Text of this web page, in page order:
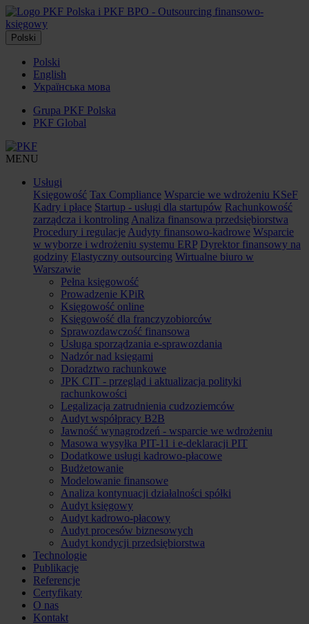
Polski
Polski
English
Українська мова
Grupa PKF Polska
PKF Global
MENU
Usługi
Księgowość Tax Compliance Wsparcie we wdrożeniu KSeF
Kadry i płace Startup - usługi dla startupów Rachunkowość
zarządcza i kontroling Analiza finansowa przedsiębiorstwa
Procedury i regulacje Audyty finansowo-kadrowe Wsparcie
w wyborze i wdrożeniu systemu ERP Dyrektor finansowy na
godziny Elastyczny outsourcing Wirtualne biuro w
Warszawie
Pełna księgowość
Prowadzenie KPiR
Księgowość online
Księgowość dla franczyzobiorców
Sprawozdawczość finansowa
Usługa sporządzania e-sprawozdania
Nadzór nad księgami
Doradztwo rachunkowe
JPK CIT - przegląd i aktualizacja polityki
rachunkowości
Legalizacja zatrudnienia cudzoziemców
Audyt współpracy B2B
Jawność wynagrodzeń - wsparcie we wdrożeniu
Masowa wysyłka PIT-11 i e-deklaracji PIT
Dodatkowe usługi kadrowo-płacowe
Budżetowanie
Modelowanie finansowe
Analiza kontynuacji działalności spółki
Audyt księgowy
Audyt kadrowo-płacowy
Audyt procesów biznesowych
Audyt kondycji przedsiębiorstwa
Technologie
Publikacje
Referencje
Certyfikaty
O nas
Kontakt